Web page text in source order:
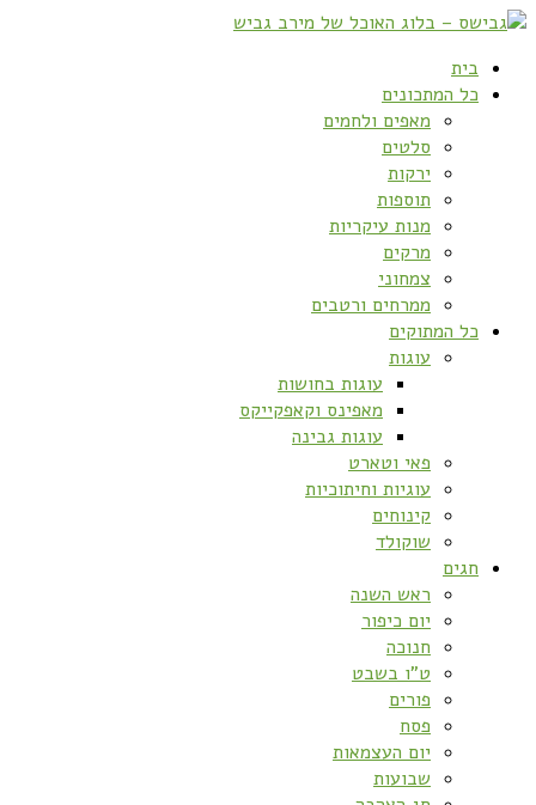
בית
כל המתכונים
מאפים ולחמים
סלטים
ירקות
תוספות
מנות עיקריות
מרקים
צמחוני
ממרחים ורטבים
כל המתוקים
עוגות
עוגות בחושות
מאפינס וקאפקייקס
עוגות גבינה
פאי וטארט
עוגיות וחיתוכיות
קינוחים
שוקולד
חגים
ראש השנה
יום כיפור
חנוכה
ט”ו בשבט
פורים
פסח
יום העצמאות
שבועות